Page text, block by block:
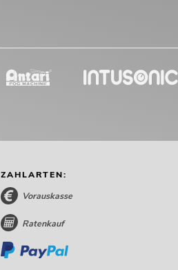
ZAHLARTEN:
Vorauskasse
Ratenkauf